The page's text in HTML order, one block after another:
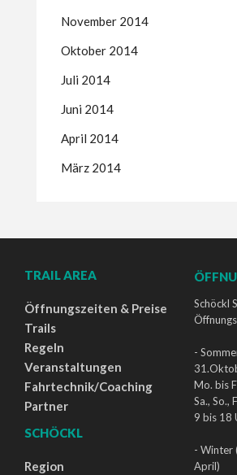
November 2014
Oktober 2014
Juli 2014
Juni 2014
April 2014
März 2014
TRAIL AREA
Öffnungszeiten & Preise
Trails
Regeln
Veranstaltungen
Fahrtechnik/Coaching
Partner
SCHÖCKL
Region
Schöckl
-
Mo. bis
Sa., So.,
9 bis 18
- Winter
April)